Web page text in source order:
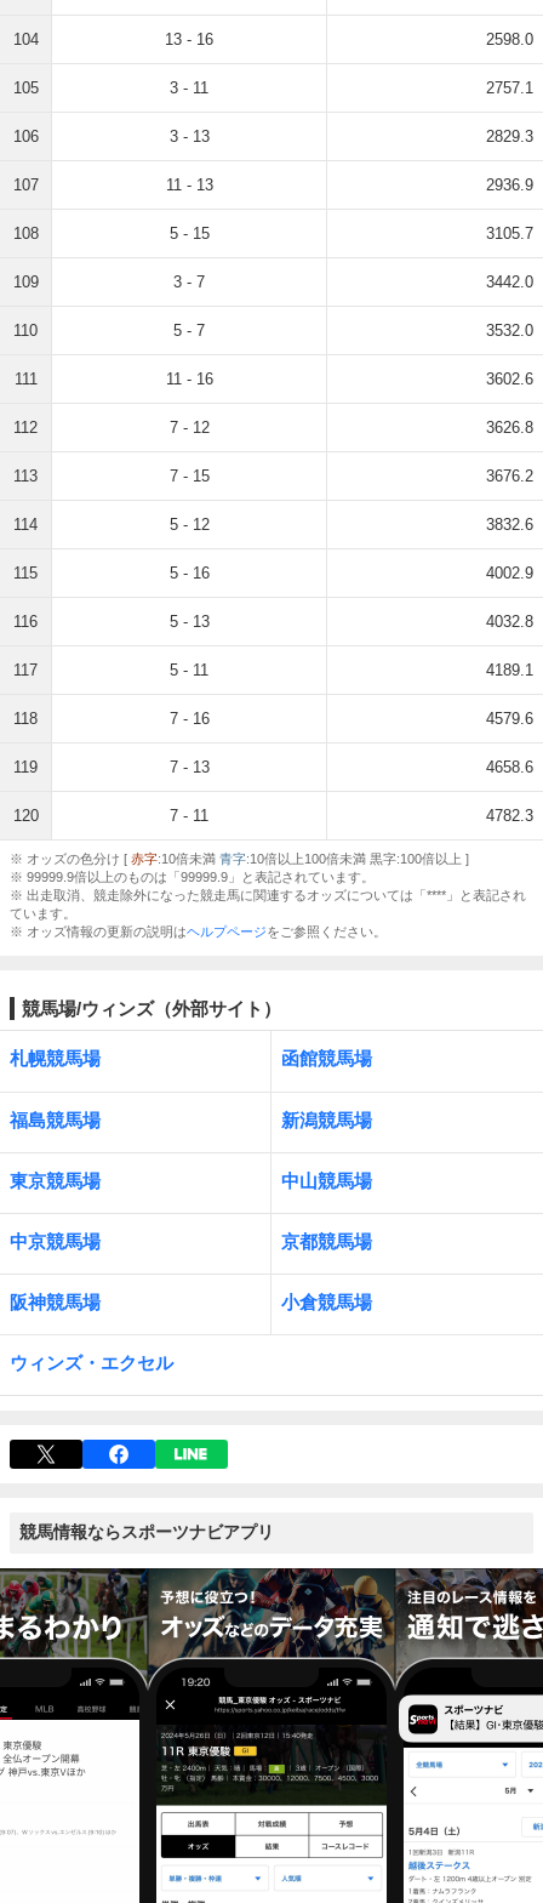
104 13 - 16 2598.0
105 3 - 11 2757.1
106 3 - 13 2829.3
107 11 - 13 2936.9
108 5 - 15 3105.7
109 3 - 7 3442.0
110 5 - 7 3532.0
111 11 - 16 3602.6
112 7 - 12 3626.8
113 7 - 15 3676.2
114 5 - 12 3832.6
115 5 - 16 4002.9
116 5 - 13 4032.8
117 5 - 11 4189.1
118 7 - 16 4579.6
119 7 - 13 4658.6
120 7 - 11 4782.3
※ オッズの色分け [ 赤字:10倍未満 青字:10倍以上100倍未満 黒字:100倍以上 ]
※ 99999.9倍以上のものは「99999.9」と表記されています。
※ 出走取消、競走除外になった競走馬に関連するオッズについては「****」と表記され
ています。
※ オッズ情報の更新の説明はヘルプページをご参照ください。
競馬場/ウィンズ（外部サイト）
札幌競馬場 函館競馬場
福島競馬場 新潟競馬場
東京競馬場 中山競馬場
中京競馬場 京都競馬場
阪神競馬場 小倉競馬場
ウィンズ・エクセル
競馬情報ならスポーツナビアプリ